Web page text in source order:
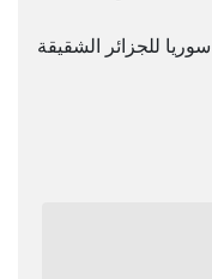
للجزائر الشقيقة